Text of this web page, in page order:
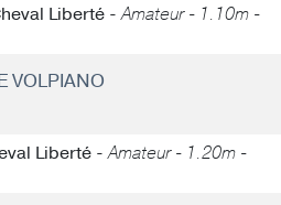
Liberté -Amateur - 1.10m -
VOLPIANO
Liberté -Amateur - 1.20m -